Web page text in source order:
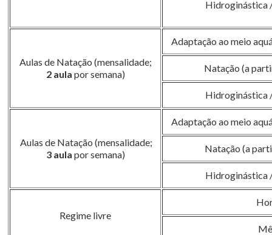
Hidroginástica
Aulas de Natação (mensalidade;
2 aula por semana)
Adaptação ao meio
Natação (a
Hidroginástica
Aulas de Natação (mensalidade;
3 aula por semana)
Adaptação ao meio
Natação (a
Hidroginástica
Regime livre